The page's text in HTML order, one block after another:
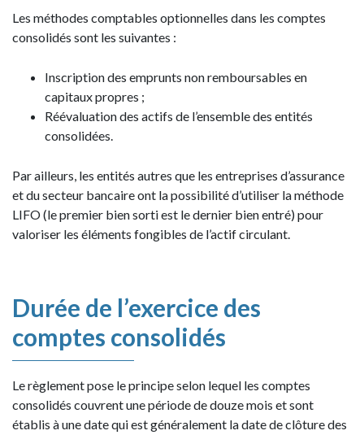
Les méthodes comptables optionnelles dans les comptes
consolidés sont les suivantes :
Inscription des emprunts non remboursables en
capitaux propres ;
Réévaluation des actifs de l’ensemble des entités
consolidées.
Par ailleurs, les entités autres que les entreprises d’assurance
et du secteur bancaire ont la possibilité d’utiliser la méthode
LIFO (le premier bien sorti est le dernier bien entré) pour
valoriser les éléments fongibles de l’actif circulant.
Durée de l’exercice des
comptes consolidés
Le règlement pose le principe selon lequel les comptes
consolidés couvrent une période de douze mois et sont
établis à une date qui est généralement la date de clôture des